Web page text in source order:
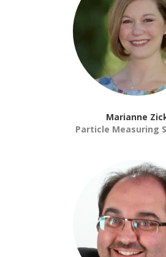
Marianne
Particle Measuring